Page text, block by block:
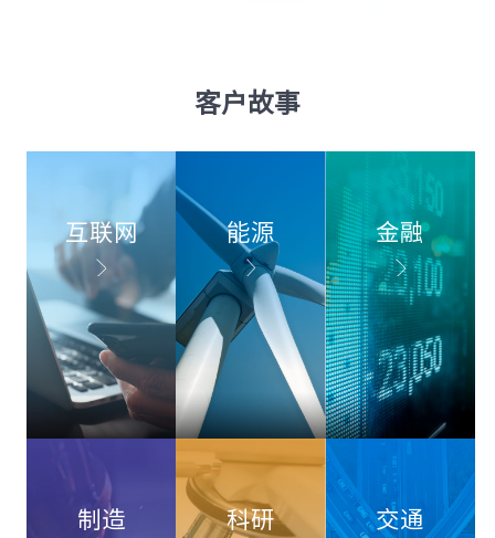
客户故事
互联网 能源 金融
制造 科研 交通